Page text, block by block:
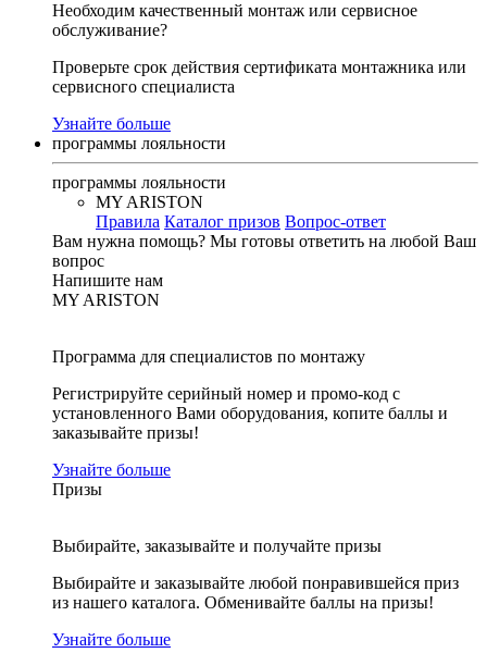
Необходим качественный монтаж или сервисное
обслуживание?
Проверьте срок действия сертификата монтажника или
сервисного специалиста
Узнайте больше
программы лояльности
программы лояльности
MY ARISTON
Правила Каталог призов Вопрос-ответ
Вам нужна помощь? Мы готовы ответить на любой Ваш
вопрос
Напишите нам
MY ARISTON
Программа для специалистов по монтажу
Регистрируйте серийный номер и промо-код с
установленного Вами оборудования, копите баллы и
заказывайте призы!
Узнайте больше
Призы
Выбирайте, заказывайте и получайте призы
Выбирайте и заказывайте любой понравившейся приз
из нашего каталога. Обменивайте баллы на призы!
Узнайте больше